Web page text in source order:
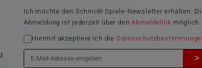
Ich möchte den Schmidt-Spiele-Newsletter erhalten.
Abmeldung ist jederzeit über denAbmeldelink möglich.
Hiermit akzeptiere ich die
>